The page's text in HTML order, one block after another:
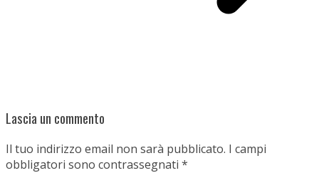
Lascia un commento
Il tuo indirizzo email non sarà pubblicato. I campi
obbligatori sono contrassegnati *